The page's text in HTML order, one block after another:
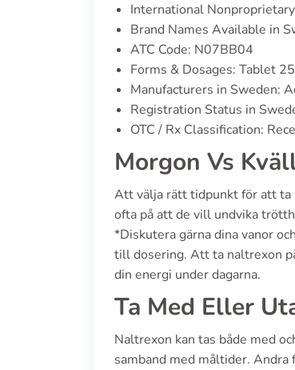
International
Brand Names Available in
ATC Code: N07BB04
Forms & Dosages: Tablet
Manufacturers in Sweden:
Registration Status in
OTC / Rx Classification:
Morgon Vs
Att välja rätt tidpunkt för att ta
ofta på att de vill undvika
*Diskutera gärna dina vanor
till dosering. Att ta naltrexon
din energi under dagarna.
Ta Med Eller
Naltrexon kan tas både med
samband med måltider.